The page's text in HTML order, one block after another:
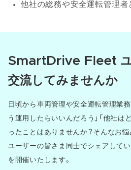
他社の総務や安全運転管理者
SmartDrive Fleet ユ
交流してみませんか
日頃から車両管理や安全運転管理業務
う運用したらいいんだろう」「他社は
ったことはありませんか？そんなお悩
ユーザーの皆さま同士でシェアして
を開催いたします。